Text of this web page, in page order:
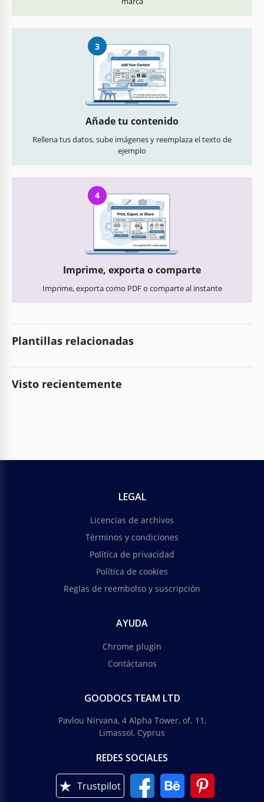
3
Añade tu contenido
Rellena tus datos, sube imágenes y reemplaza el texto de
ejemplo
4
Imprime, exporta o comparte
Imprime, exporta como PDF o comparte al instante
Plantillas relacionadas
Visto recientemente
LEGAL
Licencias de archivos
Términos y condiciones
Política de privacidad
Política de cookies
Reglas de reembolso y suscripción
AYUDA
Chrome plugin
Contáctanos
GOODOCS TEAM LTD
Pavlou Nirvana, 4 Alpha Tower, of. 11,
Limassol, Cyprus
REDES SOCIALES
Trustpilot